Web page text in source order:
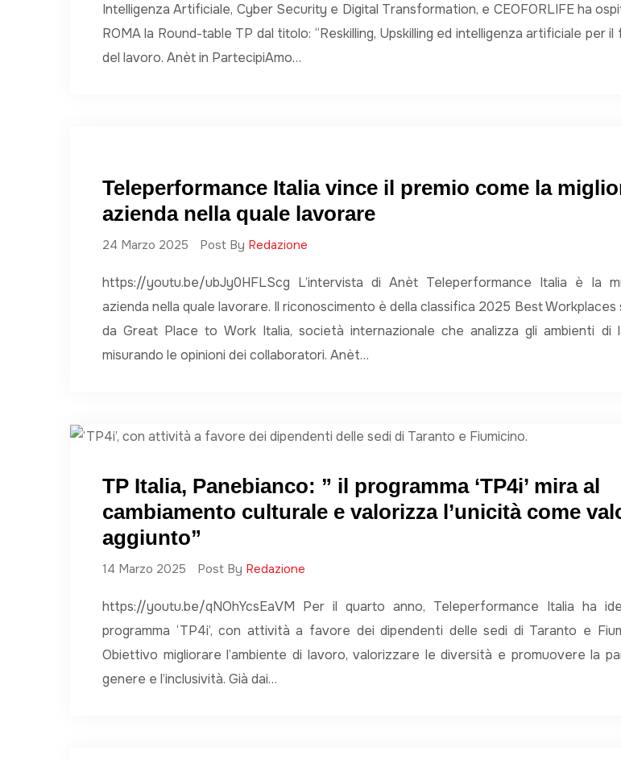
Intelligenza Artificiale, Cyber Security e Digital Transformation, e CEOFORLIFE ha
ROMA la Round-table TP dal titolo: “Reskilling, Upskilling ed intelligenza artificiale per il
del lavoro. Anèt in PartecipiAmo…
Teleperformance Italia vince il premio come la
azienda nella quale lavorare
24 Marzo 2025 Post By Redazione
https://youtu.be/ubJy0HFLScg L’intervista di Anèt Teleperformance Italia è la
azienda nella quale lavorare. Il riconoscimento è della classifica 2025 Best Workplaces
da Great Place to Work Italia, società internazionale che analizza gli ambienti di
misurando le opinioni dei collaboratori. Anèt…
TP Italia, Panebianco: ” il programma ‘TP4i’ mira al
cambiamento culturale e valorizza l’unicità come
aggiunto”
14 Marzo 2025 Post By Redazione
https://youtu.be/qNOhYcsEaVM Per il quarto anno, Teleperformance Italia ha
programma ‘TP4i’, con attività a favore dei dipendenti delle sedi di Taranto e
Obiettivo migliorare l’ambiente di lavoro, valorizzare le diversità e promuovere la
genere e l’inclusività. Già dai…